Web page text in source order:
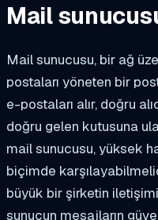
Mail
Mail sunucusu, bir ağ
postaları yöneten bir
e-postaları alır, doğru
doğru gelen kutusuna
mail sunucusu, yüksek
biçimde
büyük bir şirketin
sunucun mesajların